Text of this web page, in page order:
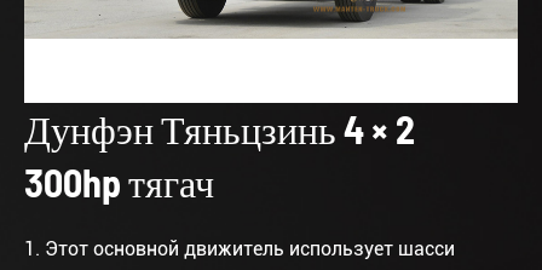
Дунфэн Тяньцзинь 4 × 2
300hp тягач
1. Этот основной движитель использует шасси